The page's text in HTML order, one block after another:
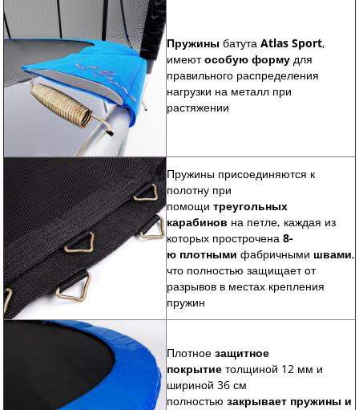
Пружины батута Atlas Sport,
имеютособую форму для
правильного распределения
нагрузки на металл при
растяжении
Пружины присоединяются к
полотну при
помощи треугольных
карабинов на петле, каждая из
которых прострочена 8-
ю плотными фабричными швами,
что полностью защищает от
разрывов в местах крепления
пружин
Плотное защитное
покрытие толщиной 12 мм и
шириной 36 см
полностью закрывает пружины и